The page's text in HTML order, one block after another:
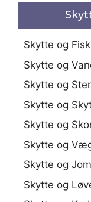
Skytte og Fisk
Skytte og
Skytte og
Skytte og
Skytte og
Skytte og
Skytte og
Skytte og